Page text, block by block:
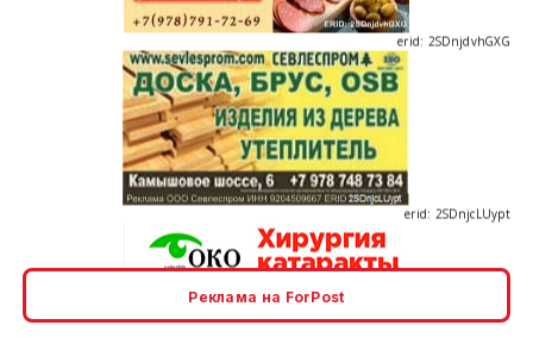
erid: 2SDnjcrDNw6
Реклама на ForPost